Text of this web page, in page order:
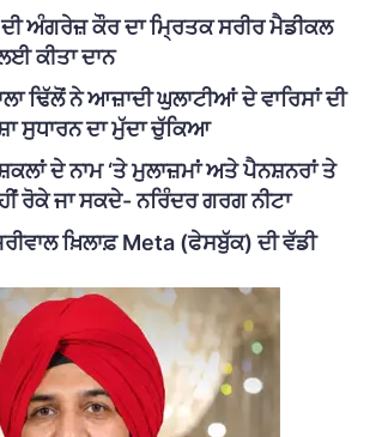
ਅੰਗਰੇਜ਼ ਕੌਰ ਦਾ ਮ੍ਰਿਤਕ ਸਰੀਰ ਮੈਡੀਕਲ
ਕੀਤਾ ਦਾਨ
ਢਿੱਲੋਂ ਨੇ ਆਜ਼ਾਦੀ ਘੁਲਾਟੀਆਂ ਦੇ ਵਾਰਿਸਾਂ ਦੀ
ਸੁਧਾਰਨ ਦਾ ਮੁੱਦਾ ਚੁੱਕਿਆ
ਦੇ ਨਾਮ ‘ਤੇ ਮੁਲਾਜ਼ਮਾਂ ਅਤੇ ਪੈਨਸ਼ਨਰਾਂ ਤੇ
ਰੋਕੇ ਜਾ ਸਕਦੇ- ਨਰਿੰਦਰ ਗਰਗ ਨੀਟਾ
ਖ਼ਿਲਾਫ਼ Meta (ਫੇਸਬੁੱਕ) ਦੀ ਵੱਡੀ